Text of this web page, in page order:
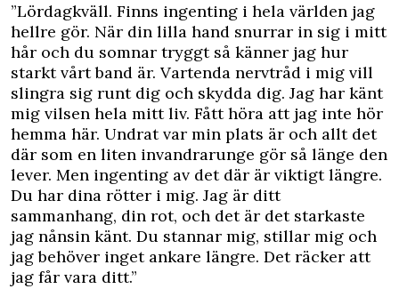
”Lördagkväll. Finns ingenting i hela världen jag
hellre gör. När din lilla hand snurrar in sig i mitt
hår och du somnar tryggt så känner jag hur
starkt vårt band är. Vartenda nervtråd i mig vill
slingra sig runt dig och skydda dig. Jag har känt
mig vilsen hela mitt liv. Fått höra att jag inte hör
hemma här. Undrat var min plats är och allt det
där som en liten invandrarunge gör så länge den
lever. Men ingenting av det där är viktigt längre.
Du har dina rötter i mig. Jag är ditt
sammanhang, din rot, och det är det starkaste
jag nånsin känt. Du stannar mig, stillar mig och
jag behöver inget ankare längre. Det räcker att
jag får vara ditt.”